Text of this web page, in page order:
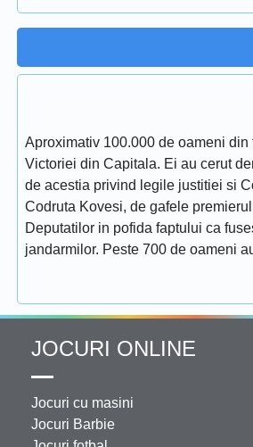
Aproximativ 100.000 de oameni
Victoriei din Capitala. Ei au cerut
de acestia privind legile justitiei si
Codruta Kovesi, de gafele
Deputatilor in pofida faptului ca
jandarmilor. Peste 700 de oameni
JOCURI ONLINE
Jocuri cu masini
Jocuri Barbie